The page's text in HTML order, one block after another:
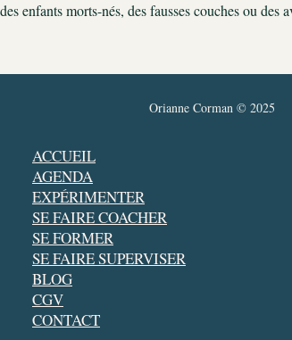
enfants morts-nés, des fausses couches ou des
Orianne Corman © 2025
ACCUEIL
AGENDA
EXPÉRIMENTER
SE FAIRE COACHER
SE FORMER
SE FAIRE SUPERVISER
BLOG
CGV
CONTACT